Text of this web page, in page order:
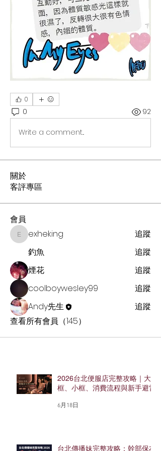
0
0 92
Write a comment...
關於
客評專區
會員
exheking
exheking
追蹤
釣魚
追蹤
煙花
追蹤
coolboywesley99
追蹤
Andy先生
追蹤
查看所有會員（145）
2026台北便服店完整攻略｜大
框、小框、消費流程與新手避雷
6月18日
台北傳播妹完整攻略：幹部保杰